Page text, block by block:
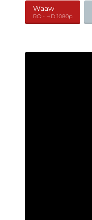
Waaw
RO - HD 1080p